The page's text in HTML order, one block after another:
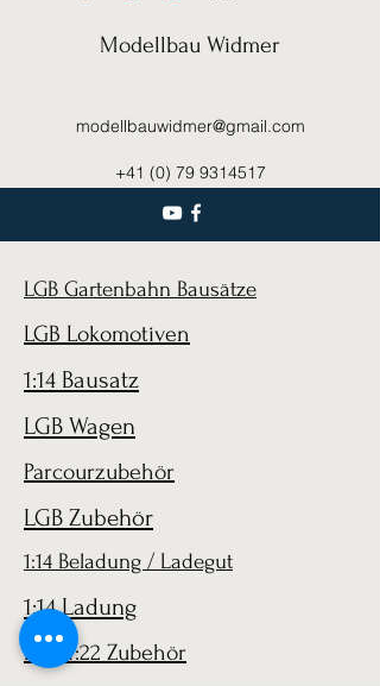
Modellbau Widmer
modellbauwidmer@gmail.com
+41 (0) 79 9314517
LGB Gartenbahn Bausätze
LGB Lokomotiven
1:14 Bausatz
LGB Wagen
Parcourzubehör
LGB Zubehör
1:14 Beladung / Ladegut
1:14 Ladung
LGB 1:22 Zubehör